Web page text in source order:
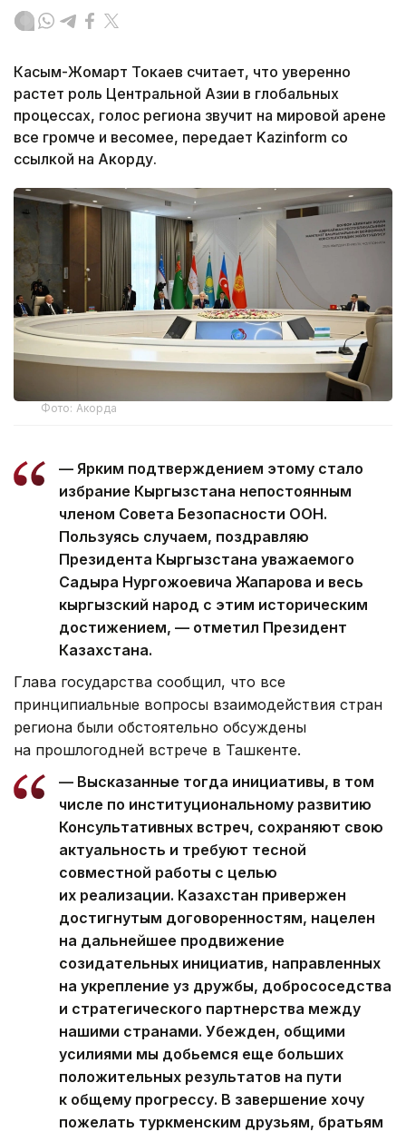
Касым-Жомарт Токаев считает, что уверенно
растет роль Центральной Азии в глобальных
процессах, голос региона звучит на мировой арене
все громче и весомее, передает Kazinform со
ссылкой на Акорду.
Фото: Акорда
— Ярким подтверждением этому стало
избрание Кыргызстана непостоянным
членом Совета Безопасности ООН.
Пользуясь случаем, поздравляю
Президента Кыргызстана уважаемого
Садыра Нургожоевича Жапарова и весь
кыргызский народ с этим историческим
достижением, — отметил Президент
Казахстана.
Глава государства сообщил, что все
принципиальные вопросы взаимодействия стран
региона были обстоятельно обсуждены
на прошлогодней встрече в Ташкенте.
— Высказанные тогда инициативы, в том
числе по институциональному развитию
Консультативных встреч, сохраняют свою
актуальность и требуют тесной
совместной работы с целью
их реализации. Казахстан привержен
достигнутым договоренностям, нацелен
на дальнейшее продвижение
созидательных инициатив, направленных
на укрепление уз дружбы, добрососедства
и стратегического партнерства между
нашими странами. Убежден, общими
усилиями мы добьемся еще больших
положительных результатов на пути
к общему прогрессу. В завершение хочу
пожелать туркменским друзьям, братьям